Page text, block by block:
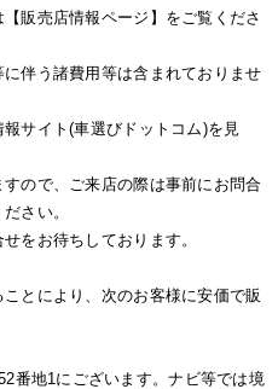
販売店情報ページ】をご覧くださ
伴う諸費用等は含まれておりませ
サイト(車選びドットコム)を見
ので、ご来店の際は事前にお問合
さい。
をお待ちしております。
とにより、次のお客様に安価で販
番地1にございます。ナビ等では境